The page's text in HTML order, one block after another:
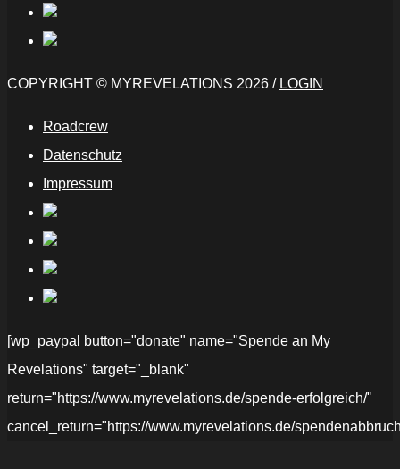
COPYRIGHT © MYREVELATIONS 2026 / LOGIN
Roadcrew
Datenschutz
Impressum
[wp_paypal button="donate" name="Spende an My
Revelations" target="_blank"
return="https://www.myrevelations.de/spende-erfolgreich/"
cancel_return="https://www.myrevelations.de/